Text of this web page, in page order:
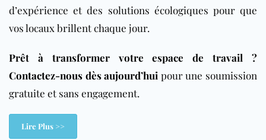
d’expérience et des solutions écologiques pour que
vos locaux brillent chaque jour.
Prêt à transformer votre espace de travail ?
Contactez-nous dès aujourd’hui pour une soumission
gratuite et sans engagement.
Lire Plus >>